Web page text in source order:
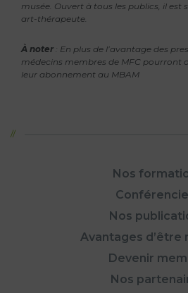
musée. Ouvert à tous les publics, il est
art-thérapeute.
À noter : En plus de l’avantage des
médecins membres de MFC pourront
leur abonnement au MBAM
Nos
Nos
Avantages d’être
Devenir
Nos